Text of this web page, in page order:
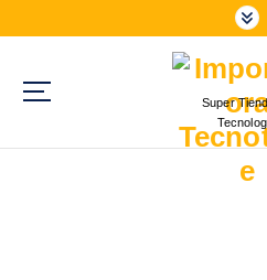
a
Super